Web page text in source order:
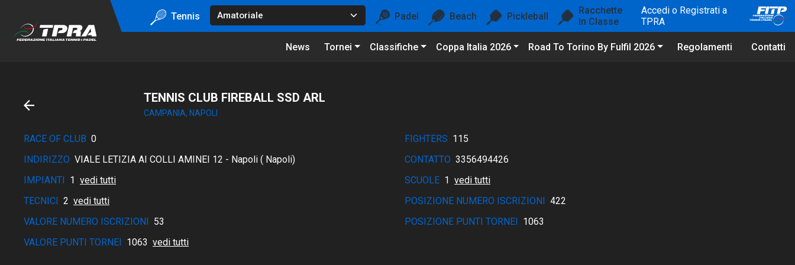
Tennis Padel Beach Pickleball
Racchette
In Classe
Accedi o Registrati a
TPRA
News Tornei Classifiche Coppa Italia 2026 Road To Torino By Fulfil 2026 Regolamenti Contatti
TENNIS CLUB FIREBALL SSD ARL
CAMPANIA, NAPOLI
RACE OF CLUB 0 FIGHTERS 115
INDIRIZZO VIALE LETIZIA AI COLLI AMINEI 12 - Napoli ( Napoli) CONTATTO 3356494426
IMPIANTI 1 vedi tutti SCUOLE 1 vedi tutti
TECNICI 2 vedi tutti POSIZIONE NUMERO ISCRIZIONI 422
VALORE NUMERO ISCRIZIONI 53 POSIZIONE PUNTI TORNEI 1063
VALORE PUNTI TORNEI 1063 vedi tutti